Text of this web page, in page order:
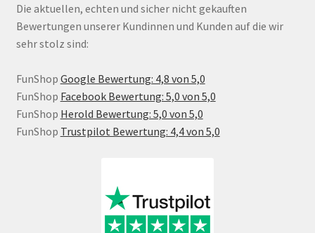
Die aktuellen, echten und sicher nicht gekauften
Bewertungen unserer Kundinnen und Kunden auf die wir
sehr stolz sind:
FunShop Google Bewertung: 4,8 von 5,0
FunShop Facebook Bewertung: 5,0 von 5,0
FunShop Herold Bewertung: 5,0 von 5,0
FunShop Trustpilot Bewertung: 4,4 von 5,0